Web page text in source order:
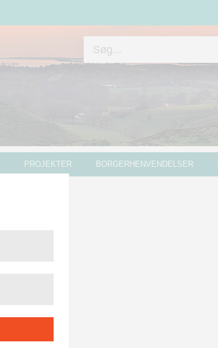
PROJEKTER BORGERHENVENDELSER